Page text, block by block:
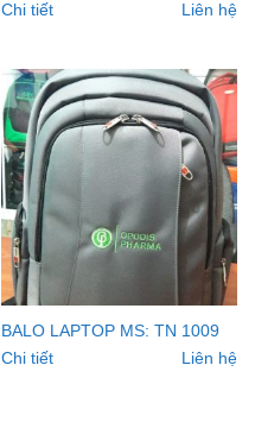
Chi tiết
Liên hệ
BALO LAPTOP MS: TN 1009
Chi tiết
Liên hệ